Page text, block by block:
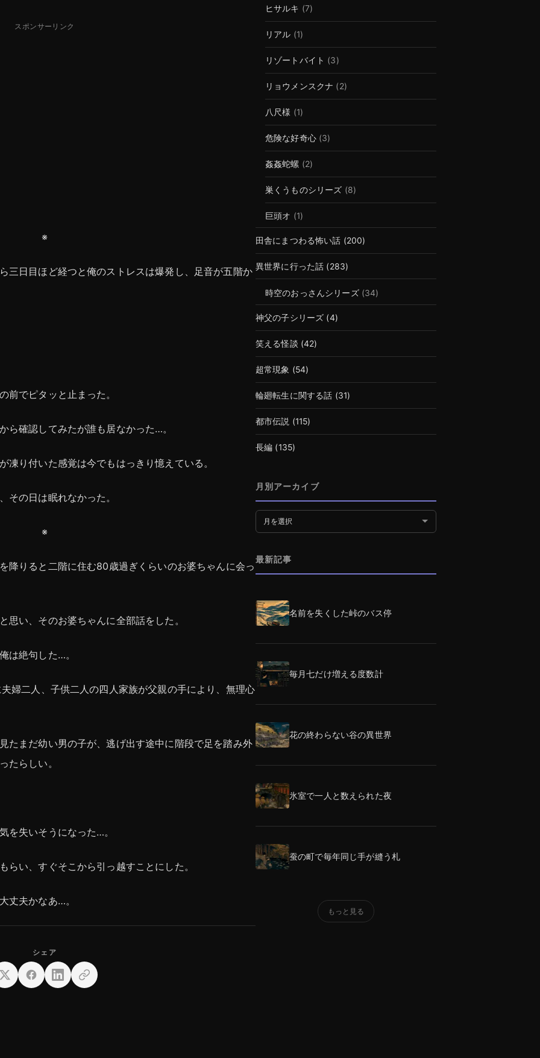
スポンサーリンク
※
三日目ほど経つと俺のストレスは爆発し、足音が五階か
前でピタッと止まった。
ら確認してみたが誰も居なかった…。
凍り付いた感覚は今でもはっきり憶えている。
その日は眠れなかった。
※
降りると二階に住む80歳過ぎくらいのお婆ちゃんに会っ
い、そのお婆ちゃんに全部話をした。
は絶句した…。
婦二人、子供二人の四人家族が父親の手により、無理心
たまだ幼い男の子が、逃げ出す途中に階段で足を踏み外
たらしい。
を失いそうになった…。
い、すぐそこから引っ越すことにした。
丈夫かなあ…。
ヒサルキ (7)
リアル (1)
リゾートバイト (3)
リョウメンスクナ (2)
八尺様 (1)
危険な好奇心(3)
姦姦蛇螺 (2)
巣くうものシリーズ (8)
巨頭オ (1)
田舎にまつわる怖い話 (200)
異世界に行った話 (283)
時空のおっさんシリーズ(34)
神父の子シリーズ (4)
笑える怪談 (42)
超常現象 (54)
輪廻転生に関する話 (31)
都市伝説 (115)
長編 (135)
月別アーカイブ
月別アーカイブ
最新記事
名前を失くした峠のバス停
毎月七だけ増える度数計
花の終わらない谷の異世界
氷室で一人と数えられた夜
蚕の町で毎年同じ手が縫う札
もっと見る